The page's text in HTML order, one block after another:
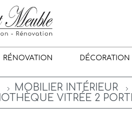
RÉNOVATION DÉCORATION
MOBILIER INTÉRIEUR
VITRÉE 2